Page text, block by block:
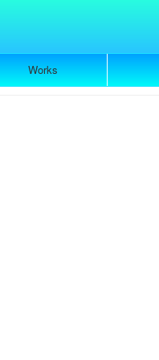
Works